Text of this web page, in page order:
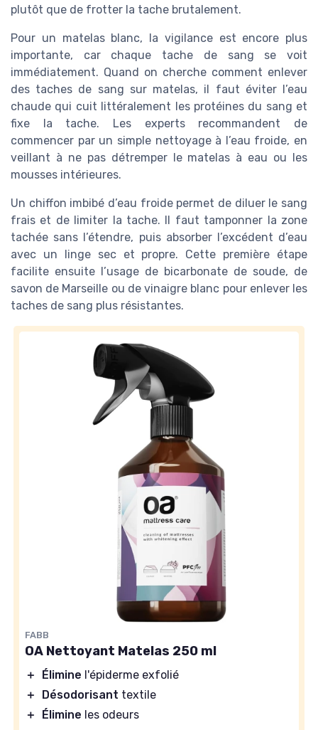
plutôt que de frotter la tache brutalement.
Pour un matelas blanc, la vigilance est encore plus
importante, car chaque tache de sang se voit
immédiatement. Quand on cherche comment enlever
des taches de sang sur matelas, il faut éviter l’eau
chaude qui cuit littéralement les protéines du sang et
fixe la tache. Les experts recommandent de
commencer par un simple nettoyage à l’eau froide, en
veillant à ne pas détremper le matelas à eau ou les
mousses intérieures.
Un chiffon imbibé d’eau froide permet de diluer le sang
frais et de limiter la tache. Il faut tamponner la zone
tachée sans l’étendre, puis absorber l’excédent d’eau
avec un linge sec et propre. Cette première étape
facilite ensuite l’usage de bicarbonate de soude, de
savon de Marseille ou de vinaigre blanc pour enlever les
taches de sang plus résistantes.
FABB
OA Nettoyant Matelas 250 ml
＋ Élimine l'épiderme exfolié
＋
Désodorisant textile
＋
Élimine les odeurs